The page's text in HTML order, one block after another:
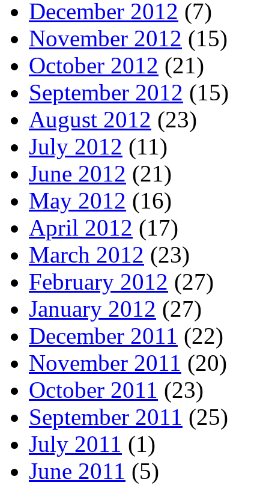
December 2012 (7)
November 2012 (15)
October 2012 (21)
September 2012 (15)
August 2012 (23)
July 2012 (11)
June 2012 (21)
May 2012 (16)
April 2012 (17)
March 2012 (23)
February 2012 (27)
January 2012 (27)
December 2011 (22)
November 2011 (20)
October 2011 (23)
September 2011 (25)
July 2011 (1)
June 2011 (5)